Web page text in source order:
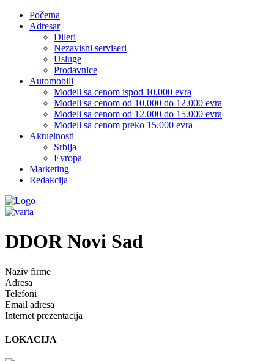
Početna
Adresar
Dileri
Nezavisni serviseri
Usluge
Prodavnice
Automobili
Modeli sa cenom ispod 10.000 evra
Modeli sa cenom od 10.000 do 12.000 evra
Modeli sa cenom od 12.000 do 15.000 evra
Modeli sa cenom preko 15.000 evra
Aktuelnosti
Srbija
Evropa
Marketing
Redakcija
DDOR Novi Sad
Naziv firme
Adresa
Telefoni
Email adresa
Internet prezentacija
LOKACIJA